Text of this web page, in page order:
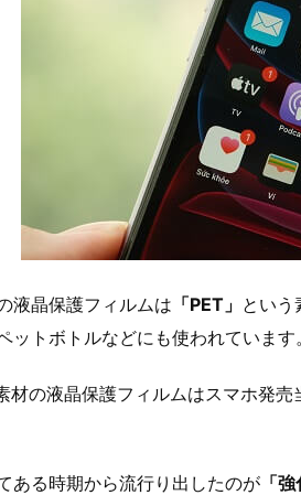
液晶保護フィルムは 「PET」 という
ットボトルなどにも使われています。
材の液晶保護フィルムはスマホ発
ある時期から流行り出したのが 「